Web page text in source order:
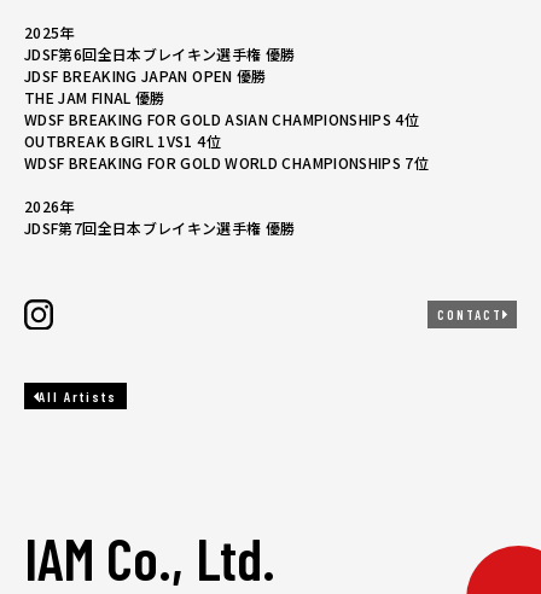
2025年
JDSF第6回全日本ブレイキン選手権 優勝
JDSF BREAKING JAPAN OPEN 優勝
THE JAM FINAL 優勝
WDSF BREAKING FOR GOLD ASIAN CHAMPIONSHIPS 4位
OUTBREAK BGIRL 1VS1 4位
WDSF BREAKING FOR GOLD WORLD CHAMPIONSHIPS 7位
2026年
JDSF第7回全日本ブレイキン選手権 優勝
CONTACT
All Artists
IAM Co., Ltd.